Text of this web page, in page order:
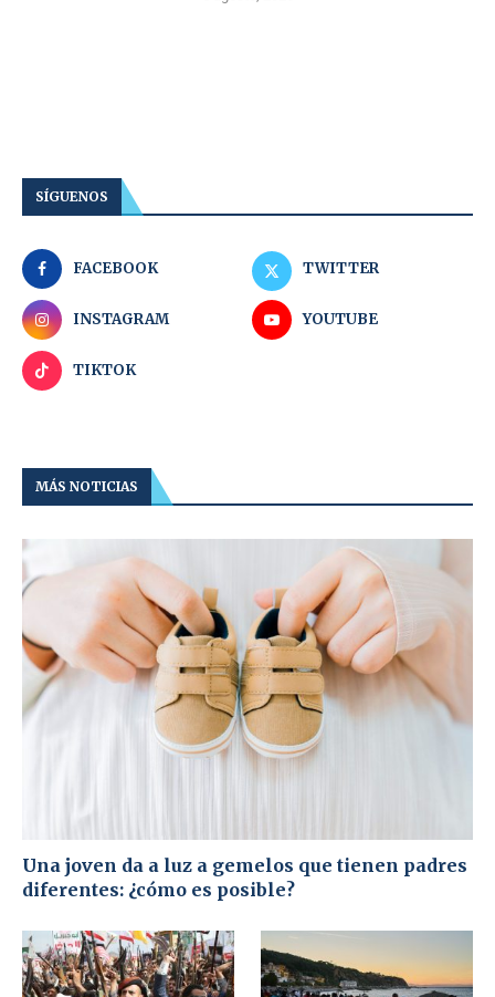
SÍGUENOS
FACEBOOK TWITTER
INSTAGRAM YOUTUBE
TIKTOK
MÁS NOTICIAS
Una joven da a luz a gemelos que tienen padres
diferentes: ¿cómo es posible?